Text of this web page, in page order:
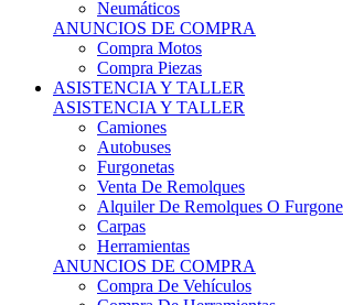
Compra Motos
Compra Piezas
ASISTENCIA Y TALLER
ASISTENCIA Y TALLER
Camiones
Autobuses
Furgonetas
Venta De Remolques
Alquiler De Remolques O Furgones
Carpas
Herramientas
ANUNCIOS DE COMPRA
Compra De Vehículos
Compra De Herramientas